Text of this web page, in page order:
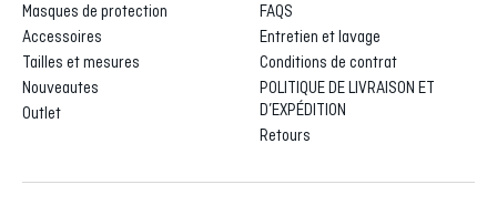
Masques de protection
Accessoires
Tailles et mesures
Nouveautes
Outlet
FAQS
Entretien et lavage
Conditions de contrat
POLITIQUE DE LIVRAISON ET
D’EXPÉDITION
Retours